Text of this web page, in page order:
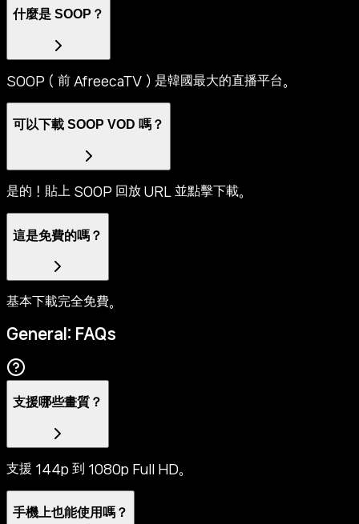
什麼是 SOOP？
SOOP（前 AfreecaTV）是韓國最大的直播平台。
可以下載 SOOP VOD 嗎？
是的！貼上 SOOP 回放 URL 並點擊下載。
這是免費的嗎？
基本下載完全免費。
General: FAQs
支援哪些畫質？
支援 144p 到 1080p Full HD。
手機上也能使用嗎？